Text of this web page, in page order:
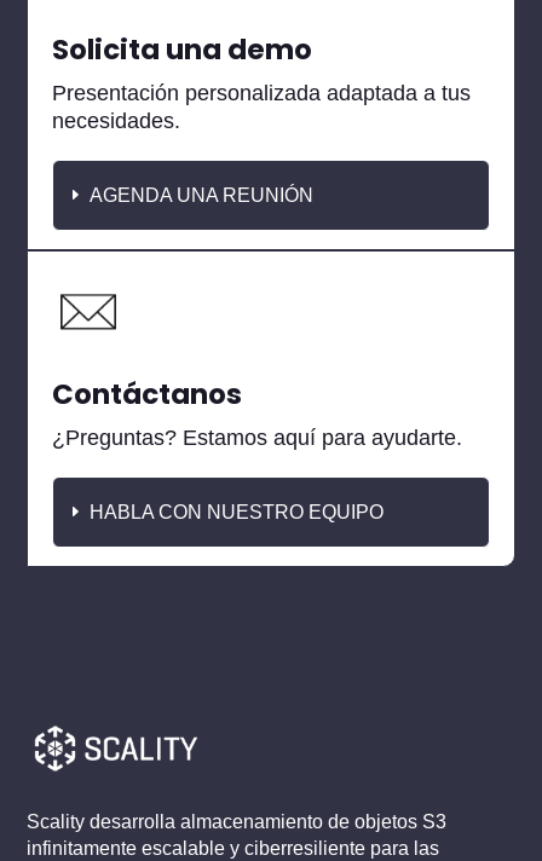
Solicita una demo
Presentación personalizada adaptada a tus
necesidades.
AGENDA UNA REUNIÓN
Contáctanos
¿Preguntas? Estamos aquí para ayudarte.
HABLA CON NUESTRO EQUIPO
Scality desarrolla almacenamiento de objetos S3
infinitamente escalable y ciberresiliente para las